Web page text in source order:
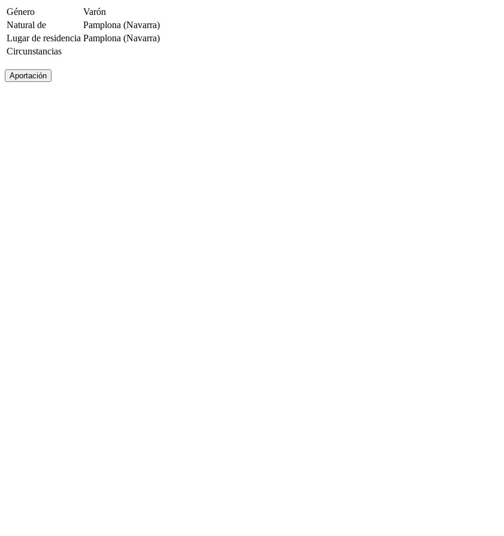
Género
Varón
Natural de
Pamplona (Navarra)
Lugar de residencia Pamplona (Navarra)
Circunstancias